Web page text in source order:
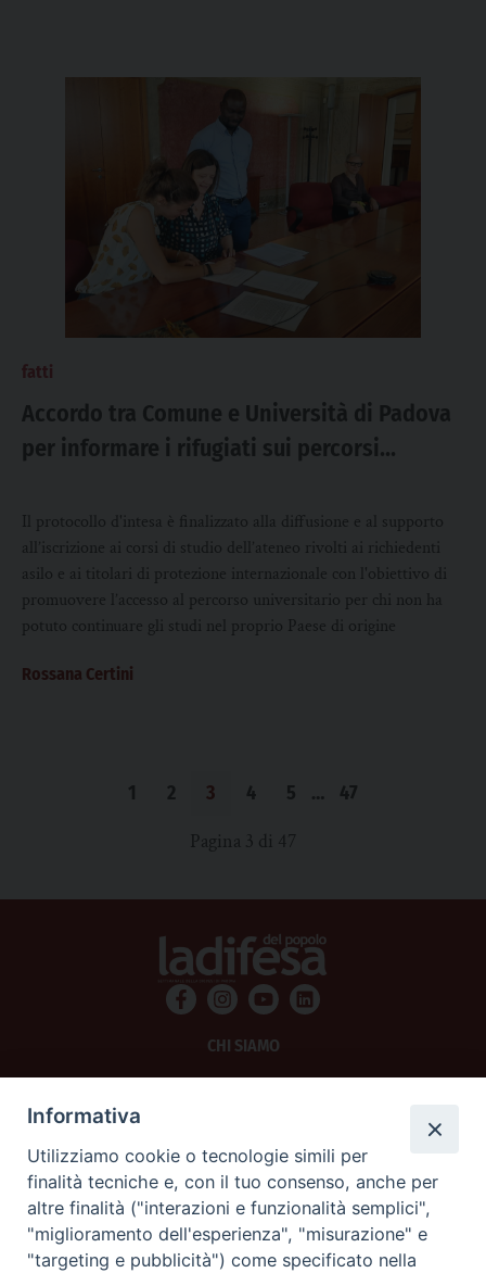
fatti
Accordo tra Comune e Università di Padova
per informare i rifugiati sui percorsi
Il protocollo d'intesa è finalizzato alla diffusione e al supporto
all’iscrizione ai corsi di studio dell’ateneo rivolti ai richiedenti
asilo e ai titolari di protezione internazionale con l'obiettivo di
promuovere l’accesso al percorso universitario per chi non ha
potuto continuare gli studi nel proprio Paese di origine
Rossana Certini
1 2 3 4 5 … 47
Pagina 3 di 47
CHI SIAMO
SCRIVICI
La Difesa srl - P.iva 05125420280
La Difesa del Popolo percepisce i contributi pubblici all'editoria.
Informativa
Utilizziamo cookie o tecnologie simili per
finalità tecniche e, con il tuo consenso, anche per
altre finalità ("interazioni e funzionalità semplici",
"miglioramento dell'esperienza", "misurazione" e
"targeting e pubblicità") come specificato nella